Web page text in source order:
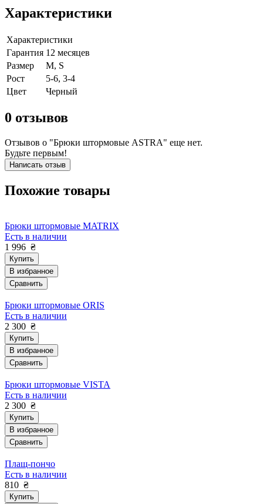
Характеристики
Характеристики
Гарантия 12 месяцев
Размер
M, S
Рост
5-6, 3-4
Цвет
Черный
0 отзывов
Отзывов о "Брюки штормовые ASTRA" еще нет.
Будьте первым!
Написать отзыв
Похожие товары
Брюки штормовые MATRIX
Есть в наличии
1 996 ₴
Купить
В избранное
Сравнить
Брюки штормовые ORIS
Есть в наличии
2 300 ₴
Купить
В избранное
Сравнить
Брюки штормовые VISTA
Есть в наличии
2 300 ₴
Купить
В избранное
Сравнить
Плащ-пончо
Есть в наличии
810 ₴
Купить